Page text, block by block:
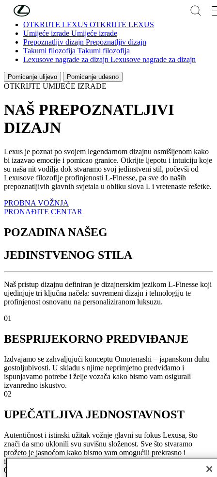
Skip to Main Content
OTKRIJTE LEXUS OTKRIJTE LEXUS
Umijeće izrade Umijeće izrade
Prepoznatljiv dizajn Prepoznatljiv dizajn
Takumi filozofija Takumi filozofija
Lexusove nagrade za dizajn Lexusove nagrade za dizajn
Pomicanje ulijevo Pomicanje udesno
OTKRIJTE UMIJEĆE IZRADE
NAŠ PREPOZNATLJIVI
DIZAJN
Lexus je poznat po svojem legendarnom dizajnu osmišljenom kako
bi izazvao emocije i pomicao granice. Otkrijte ljepotu i intuiciju koje
su naša nit vodilja dok stvaramo svoj jedinstveni stil, počevši od
Lexusove filozofije profinjenosti L-Finesse, pa sve do naših
prepoznatljivih glavnih svjetala u obliku slova L i vretenaste rešetke.
PROBNA VOŽNJA
PRONAĐITE CENTAR
POZADINA NAŠEG
JEDINSTVENOG STILA
Naš pristup dizajnu definiran je dizajnerskim jezikom L-Finesse koji
ujedinjuje tri ključna načela: suvremeni dizajn i tehnologiju te
profinjenost osnovanu na personaliziranom luksuzu.
01
BESPRIJEKORNO PREDVIĐANJE
Izdvajamo se zahvaljujući konceptu Omotenashi – japanskom duhu
gostoljubivosti. U skladu s njime neprimjetno predviđamo i
ispunjavamo potrebe i želje vozača kako bismo vam osigurali
izvanredno iskustvo.
02
UPEČATLJIVA JEDNOSTAVNOST
Autentičnost i istinski užitak vožnje glavni su fokus Lexusa, što
znači da smo uklonili svu suvišnu složenost. Sve što stvaramo
prožeto je jasnoćom kako bismo vam omogućili prekrasno i
intuitivno iskustvo čistog užitka.
03